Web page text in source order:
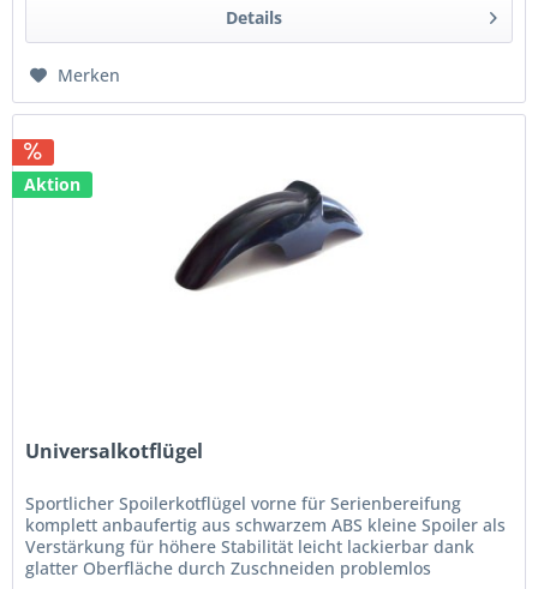
Details
Merken
Aktion
Universalkotflügel
Sportlicher Spoilerkotflügel vorne für Serienbereifung
komplett anbaufertig aus schwarzem ABS kleine Spoiler als
Verstärkung für höhere Stabilität leicht lackierbar dank
glatter Oberfläche durch Zuschneiden problemlos